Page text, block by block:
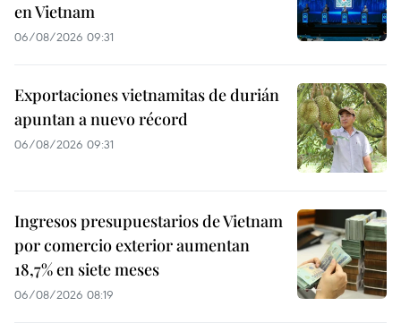
en Vietnam
06/08/2026 09:31
Exportaciones vietnamitas de durián
apuntan a nuevo récord
06/08/2026 09:31
Ingresos presupuestarios de Vietnam
por comercio exterior aumentan
18,7% en siete meses
06/08/2026 08:19